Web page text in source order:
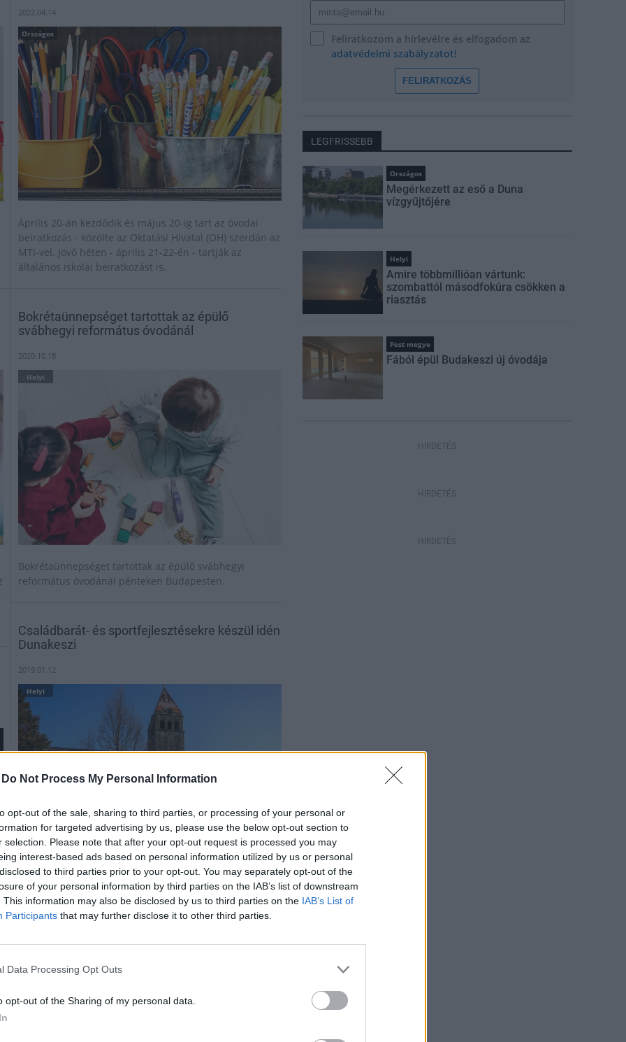
Do Not Process My Personal Information
opt-out of the sale, sharing to third parties, or processing of your personal or
for targeted advertising by us, please use the below opt-out section to
selection. Please note that after your opt-out request is processed you may
interest-based ads based on personal information utilized by us or personal
to third parties prior to your opt-out. You may separately opt-out of the
of your personal information by third parties on the IAB’s list of downstream
This information may also be disclosed by us to third parties on the IAB’s List of
Participants that may further disclose it to other third parties.
Data Processing Opt Outs
opt-out of the Sharing of my personal data.
2022.04.14
Országos
Április 20-án kezdődik és május 20-ig tart az óvodai
beiratkozás - közölte az Oktatási Hivatal (OH) szerdán az
MTI-vel. Jövő héten - április 21-22-én - tartják az
általános iskolai beiratkozást is.
Bokrétaünnepséget tartottak az épülő
svábhegyi református óvodánál
2020.10.18
Helyi
Bokrétaünnepséget tartottak az épülő svábhegyi
református óvodánál pénteken Budapesten.
Családbarát- és sportfejlesztésekre készül idén
Dunakeszi
2019.01.12
Helyi
Az új bölcsőde, óvoda és az új harcművészeti központ
mellett nem hanyagolják el a rendelők felújítását és a
parkolók építését sem.
gyerekek
2018.10.13
Feliratkozom a hírlevélre és elfogadom az
adatvédelmi szabályzatot!
FELIRATKOZÁS
LEGFRISSEBB
Országos
Megérkezett az eső a Duna
vízgyűjtőjére
Helyi
Amire többmillióan vártunk:
szombattól másodfokúra csökken a
riasztás
Pest megye
Fából épül Budakeszi új óvodája
HIRDETÉS
HIRDETÉS
HIRDETÉS